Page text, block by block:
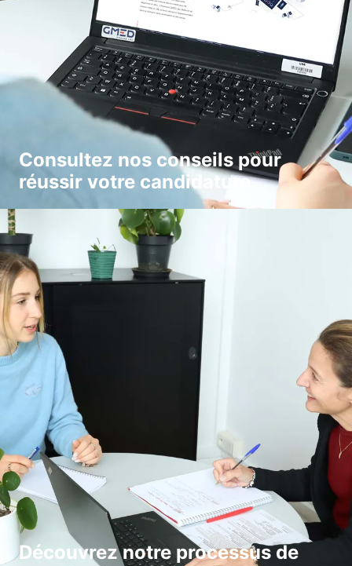
Consultez nos conseils pour
réussir votre candidature.
Découvrez notre processus de